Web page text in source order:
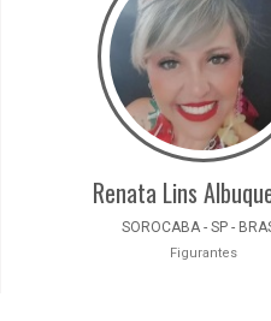
Renata Lins
SOROCABA - SP -
Figurantes